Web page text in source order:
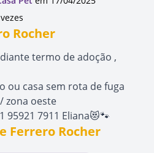
Rocher
termo de adoção ,
ou casa sem rota de fuga
zona oeste
95921 7911 Eliana😻🐾
Ferrero Rocher